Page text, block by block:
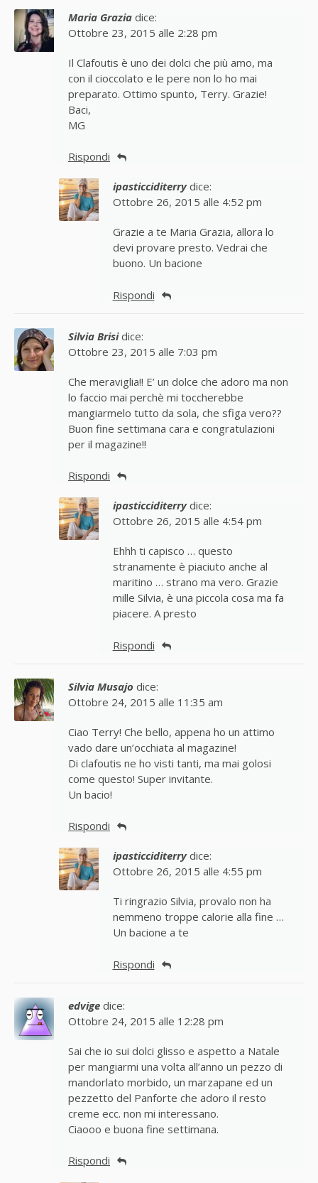
Maria Grazia dice:
Ottobre 23, 2015 alle 2:28 pm
Il Clafoutis è uno dei dolci che più amo, ma
con il cioccolato e le pere non lo ho mai
preparato. Ottimo spunto, Terry. Grazie!
Baci,
MG
Rispondi
ipasticciditerry dice:
Ottobre 26, 2015 alle 4:52 pm
Grazie a te Maria Grazia, allora lo
devi provare presto. Vedrai che
buono. Un bacione
Rispondi
Silvia Brisi dice:
Ottobre 23, 2015 alle 7:03 pm
Che meraviglia!! E’ un dolce che adoro ma non
lo faccio mai perchè mi toccherebbe
mangiarmelo tutto da sola, che sfiga vero??
Buon fine settimana cara e congratulazioni
per il magazine!!
Rispondi
ipasticciditerry dice:
Ottobre 26, 2015 alle 4:54 pm
Ehhh ti capisco … questo
stranamente è piaciuto anche al
maritino … strano ma vero. Grazie
mille Silvia, è una piccola cosa ma fa
piacere. A presto
Rispondi
Silvia Musajo dice:
Ottobre 24, 2015 alle 11:35 am
Ciao Terry! Che bello, appena ho un attimo
vado dare un’occhiata al magazine!
Di clafoutis ne ho visti tanti, ma mai golosi
come questo! Super invitante.
Un bacio!
Rispondi
ipasticciditerry dice:
Ottobre 26, 2015 alle 4:55 pm
Ti ringrazio Silvia, provalo non ha
nemmeno troppe calorie alla fine …
Un bacione a te
Rispondi
edvige dice:
Ottobre 24, 2015 alle 12:28 pm
Sai che io sui dolci glisso e aspetto a Natale
per mangiarmi una volta all’anno un pezzo di
mandorlato morbido, un marzapane ed un
pezzetto del Panforte che adoro il resto
creme ecc. non mi interessano.
Ciaooo e buona fine settimana.
Rispondi